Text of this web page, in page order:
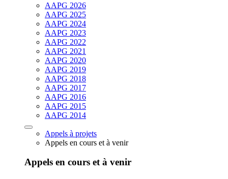
AAPG 2026
AAPG 2025
AAPG 2024
AAPG 2023
AAPG 2022
AAPG 2021
AAPG 2020
AAPG 2019
AAPG 2018
AAPG 2017
AAPG 2016
AAPG 2015
AAPG 2014
Appels à projets
Appels en cours et à venir
Appels en cours et à venir